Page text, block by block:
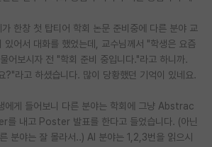
한창 첫 탑티어 학회 논문 준비중에 다른 분야 교
있어서 대화를 했었는데, 교수님께서 "학생은 요즘
어보시자 전 "학회 준비 중입니다."라고 하니까.
?"라고 하셨습니다. 많이 당황했던 기억이 있네요.
에게 들어보니 다른 분야는 학회에 그냥 Abstrac
내고 Poster 발표를 한다고 들었습니다. (아닌
분야는 잘 몰라서..) AI 분야는 1,2,3번을 읽으시